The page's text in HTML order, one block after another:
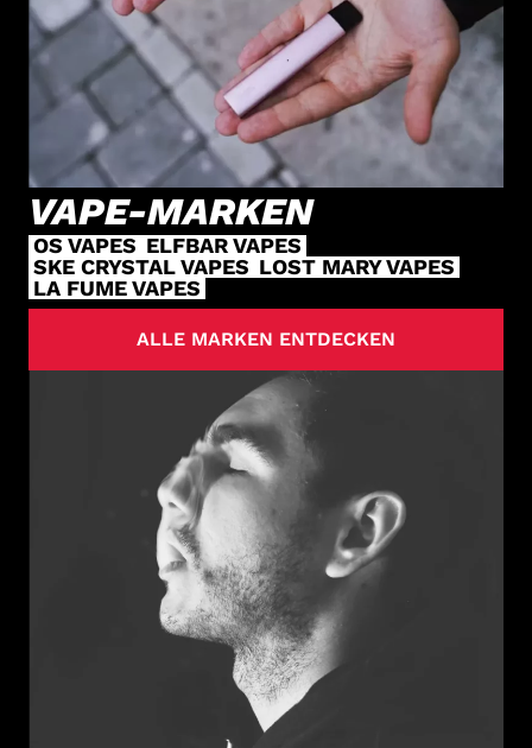
VAPE-MARKEN
OS VAPES ELFBAR VAPES
SKE CRYSTAL VAPES LOST MARY VAPES
LA FUME VAPES
ALLE MARKEN ENTDECKEN